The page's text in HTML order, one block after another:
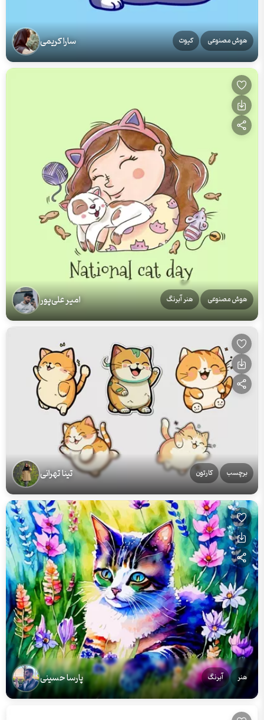
هوش مصنوعی کیوت سارا کریمی
هوش مصنوعی هنر آبرنگ امیر علی‌پور
برچسب کارتون تینا تهرانی
هنر آبرنگ پارسا حسینی